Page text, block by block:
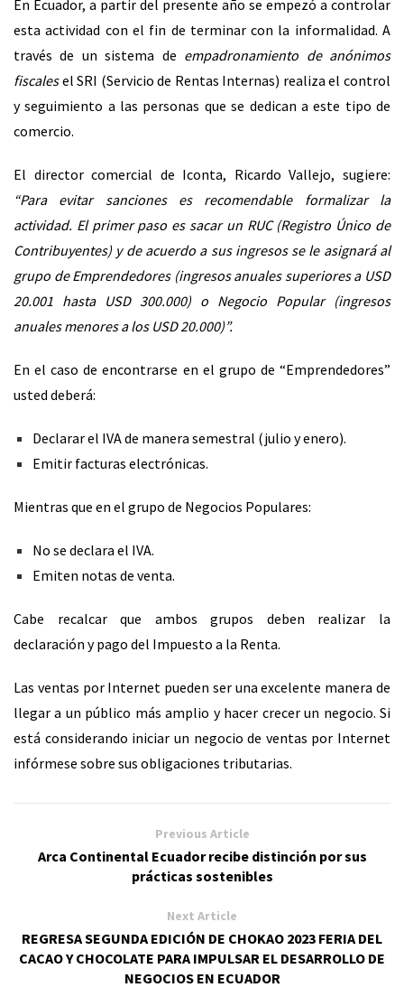
En Ecuador, a partir del presente año se empezó a controlar
esta actividad con el fin de terminar con la informalidad. A
través de un sistema de empadronamiento de anónimos
fiscalesel SRI (Servicio de Rentas Internas) realiza el control
y seguimiento a las personas que se dedican a este tipo de
comercio.
El director comercial de Iconta, Ricardo Vallejo, sugiere:
“Para evitar sanciones es recomendable formalizar la
actividad. El primer paso es sacar un RUC (Registro Único de
Contribuyentes) y de acuerdo a sus ingresos se le asignará al
grupo de Emprendedores (ingresos anuales superiores a USD
20.001 hasta USD 300.000) o Negocio Popular (ingresos
anuales menores a los USD 20.000)”.
En el caso de encontrarse en el grupo de “Emprendedores”
usted deberá:
Declarar el IVA de manera semestral (julio y enero).
Emitir facturas electrónicas.
Mientras que en el grupo de Negocios Populares:
No se declara el IVA.
Emiten notas de venta.
Cabe recalcar que ambos grupos deben realizar la
declaración y pago del Impuesto a la Renta.
Las ventas por Internet pueden ser una excelente manera de
llegar a un público más amplio y hacer crecer un negocio. Si
está considerando iniciar un negocio de ventas por Internet
infórmese sobre sus obligaciones tributarias.
Previous Article
Arca Continental Ecuador recibe distinción por sus
prácticas sostenibles
Next Article
REGRESA SEGUNDA EDICIÓN DE CHOKAO 2023 FERIA DEL
CACAO Y CHOCOLATE PARA IMPULSAR EL DESARROLLO DE
NEGOCIOS EN ECUADOR